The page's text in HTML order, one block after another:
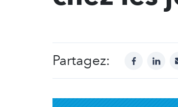
Partagez: facebook